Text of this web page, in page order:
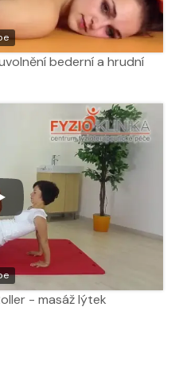
bederní a hrudní
- masáž lýtek